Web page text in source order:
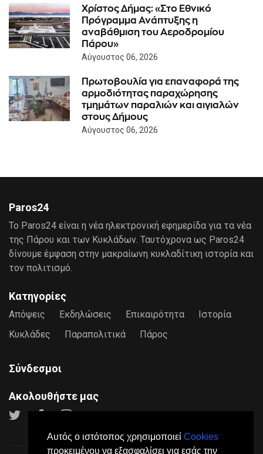
Αυτός ο ιστότοπος χρησιμοποιεί Cookies
προκειμένου να εξασφαλίσει για εσάς την
Χρίστος Δήμας: «Στο Εθνικό
Πρόγραμμα Ανάπτυξης η
αναβάθμιση του Αεροδρομίου
Πάρου»
Αύγουστος 06, 2026
Πρωτοβουλία για επαναφορά της
αρμοδιότητας παραχώρησης
τμημάτων παραλιών και αιγιαλών
στους Δήμους
Αύγουστος 06, 2026
Paros24
Το Paros24 είναι η νέα ηλεκτρονική εφημερίδα για τα νέα
της Πάρου και των Κυκλάδων. Ταυτόχρονα ως Paros24
δίνουμε έμφαση στην μακραίωνη κυκλαδίτικη ιστορία και
τον πολιτισμό.
Κατηγορίες
Απόψεις Εκδηλώσεις Επικαιρότητα
Ιστορία
Κυκλάδες
Παραπολιτικά Πάρος
Σύνδεσμοι
Ακολουθήστε μας